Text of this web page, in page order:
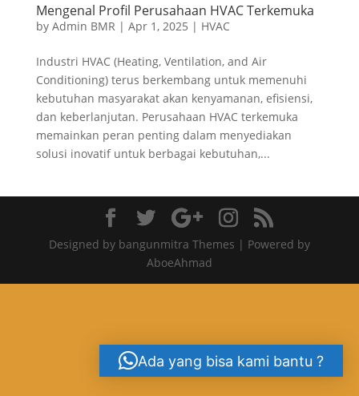
Mengenal Profil Perusahaan HVAC Terkemuka
by Admin BMR | Apr 1, 2025 | HVAC
Industri HVAC (Heating, Ventilation, and Air
Conditioning) terus berkembang untuk memenuhi
kebutuhan masyarakat akan kenyamanan, efisiensi,
dan keberlanjutan. Perusahaan HVAC terkemuka
memainkan peran penting dalam menyediakan
solusi inovatif untuk berbagai kebutuhan,...
Designed by bangunmitra Themes | Powered by
AboeAhmad
Ada yang bisa kami bantu ?